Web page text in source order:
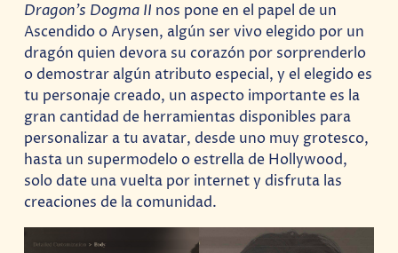
Dragon’s Dogma II nos pone en el papel de un
Ascendido o Arysen, algún ser vivo elegido por un
dragón quien devora su corazón por sorprenderlo
o demostrar algún atributo especial, y el elegido es
tu personaje creado, un aspecto importante es la
gran cantidad de herramientas disponibles para
personalizar a tu avatar, desde uno muy grotesco,
hasta un supermodelo o estrella de Hollywood,
solo date una vuelta por internet y disfruta las
creaciones de la comunidad.